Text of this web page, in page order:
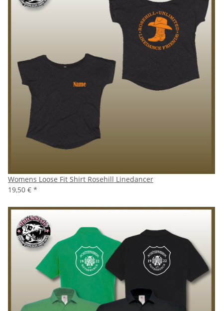
Womens Loose Fit Shirt Rosehill Linedancer
19,50 € *